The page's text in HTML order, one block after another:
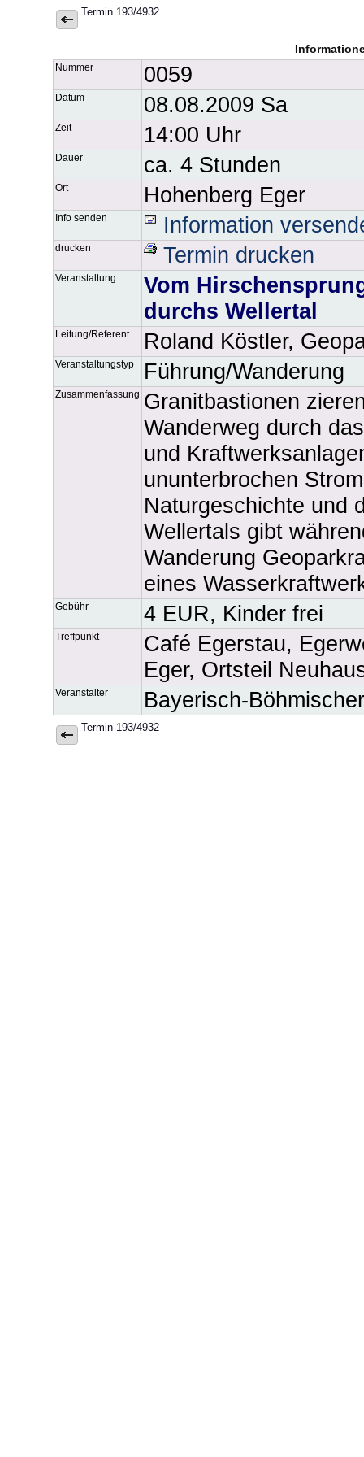
Termin 193/4932
Nummer 0059
Datum 08.08.2009 Sa
Zeit 14:00 Uhr
Dauer ca. 4 Stunden
Ort Hohenberg Eger
Info senden Information
drucken Termin drucken
Veranstaltung
Vom
durchs Wellertal
Leitung/Referent Roland Köstler,
Veranstaltungstyp Führung/Wanderung
Zusammenfassung Granitbastionen
Wanderweg durch
und
ununterbrochen
Naturgeschichte und
Wellertals gibt
Wanderung
eines
Gebühr 4 EUR, Kinder frei
Treffpunkt
Café Egerstau,
Eger, Ortsteil
Veranstalter Bayerisch-
Termin 193/4932